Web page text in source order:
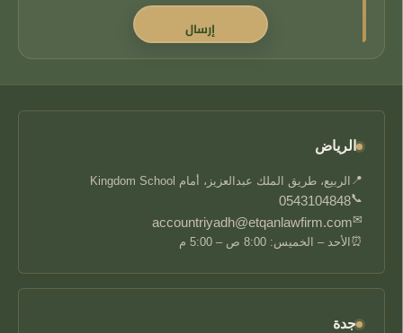
الرياض
📍 الربيع، طريق الملك عبدالعزيز، أمام Kingdom School
📞
0543104848
✉
accountriyadh@etqanlawfirm.com
⏰ الأحد – الخميس: 8:00 ص – 5:00 م
جدة